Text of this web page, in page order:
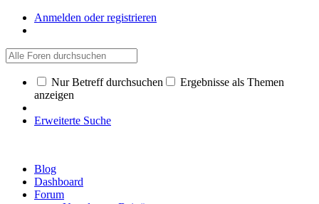
Anmelden oder registrieren
Nur Betreff durchsuchen
Ergebnisse als Themen
anzeigen
Erweiterte Suche
Blog
Dashboard
Forum